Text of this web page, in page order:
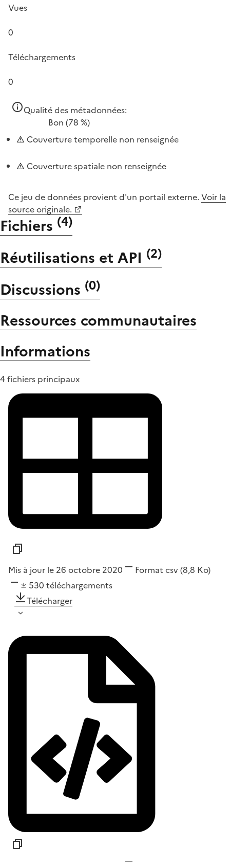
Vues
0
Téléchargements
0
Qualité des métadonnées:
Bon (78 %)
Couverture temporelle non renseignée
Couverture spatiale non renseignée
Ce jeu de données provient d'un portail externe. Voir la
source originale.
Fichiers (4)
Réutilisations et API (2)
Discussions (0)
Ressources communautaires
Informations
4 fichiers principaux
Mis à jour le 26 octobre 2020 Format csv(8,8 Ko)
530 téléchargements
Télécharger